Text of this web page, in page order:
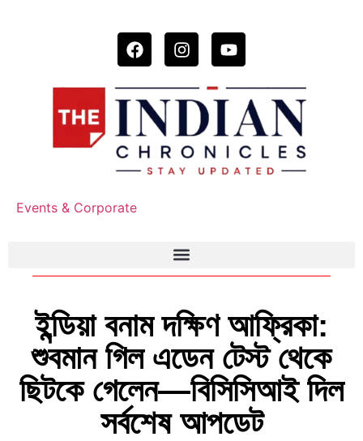
Events & Corporate
ইন্ডিয়া বনাম দক্ষিণ আফ্রিকা:
শুবমান গিল এডেন টেস্ট থেকে
ছিটকে গেলেন—বিসিসিআই দিল
সর্বশেষ আপডেট